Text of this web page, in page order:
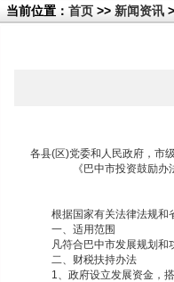
当前位置： 首页 >> 新闻资讯
各县(区)党委和人民政府，市
《巴中市投资鼓励办法》
根据国家有关法律法规和
一、适用范围
凡符合巴中市发展规划和功
二、财税扶持办法
1、政府设立发展资金，搭